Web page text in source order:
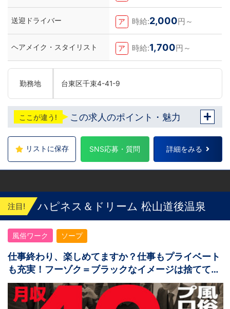
送迎ドライバー ア 時給:2,000円～
ヘアメイク・スタイリスト ア 時給:1,700円～
勤務地 台東区千束4-41-9
ここが違う! この求人のポイント・魅力
リストに保存 SNS応募・質問 詳細をみる
注目! ハピネス＆ドリーム 松山道後温泉
風俗ワーク ソープ
仕事終わり、楽しめてますか？仕事もプライベート
も充実！フーゾク＝ブラックなイメージは捨てて
OK！